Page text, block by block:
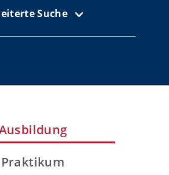
Suche
Praktikum